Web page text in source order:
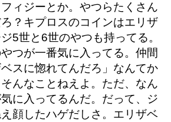
ィジーとか。やつらたくさん
？キプロスのコインはエリザ
5世と6世のやつも持ってる。
つが一番気に入ってる。仲間
スに惚れてんだろ」なんてか
んなことねえよ。ただ、なん
に入ってるんだ。だって、ジ
顔したハゲだしさ。エリザベ